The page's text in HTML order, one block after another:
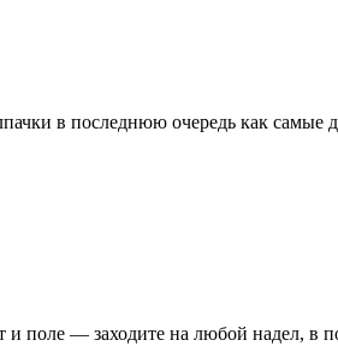
в последнюю очередь как самые
поле — заходите на любой надел, в